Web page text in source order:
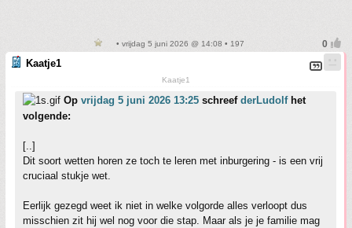
• vrijdag 5 juni 2026 @ 14:08 • 197
Kaatje1
Kaatje1
Op vrijdag 5 juni 2026 13:25 schreef derLudolfhet
volgende:
[..]
Dit soort wetten horen ze toch te leren met inburgering - is een vrij
cruciaal stukje wet.
Eerlijk gezegd weet ik niet in welke volgorde alles verloopt dus
misschien zit hij wel nog voor die stap. Maar als je je familie mag